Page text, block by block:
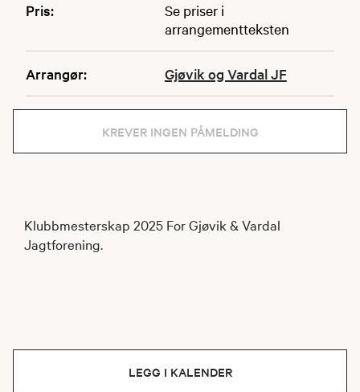
Pris:
Se priser i
arrangementteksten
Arrangør: Gjøvik og Vardal JF
KREVER INGEN PÅMELDING
Klubbmesterskap 2025 For Gjøvik & Vardal
Jagtforening.
LEGG I KALENDER